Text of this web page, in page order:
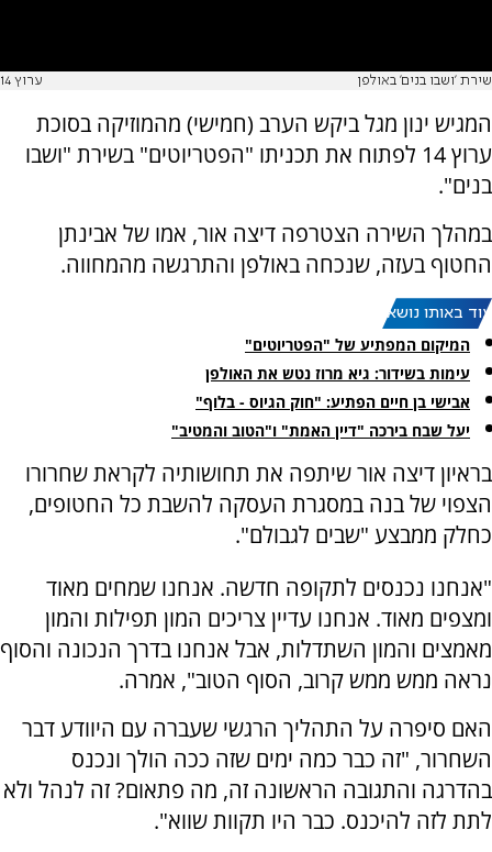
שירת 'ושבו בנים' באולפן ערוץ 14
המגיש ינון מגל ביקש הערב (חמישי) מהמוזיקה בסוכת
ערוץ 14 לפתוח את תכניתו "הפטריוטים" בשירת "ושבו
בנים".
במהלך השירה הצטרפה דיצה אור, אמו של אבינתן
החטוף בעזה, שנכחה באולפן והתרגשה מהמחווה.
עוד באותו נושא:
המיקום המפתיע של "הפטריוטים"
עימות בשידור: גיא מרוז נטש את האולפן
אבישי בן חיים הפתיע: "חוק הגיוס - בלוף"
יעל שבח בירכה "דיין האמת" ו"הטוב והמטיב"
בראיון דיצה אור שיתפה את תחושותיה לקראת שחרורו
הצפוי של בנה במסגרת העסקה להשבת כל החטופים,
כחלק ממבצע "שבים לגבולם".
"אנחנו נכנסים לתקופה חדשה. אנחנו שמחים מאוד
ומצפים מאוד. אנחנו עדיין צריכים המון תפילות והמון
מאמצים והמון השתדלות, אבל אנחנו בדרך הנכונה והסוף
נראה ממש ממש קרוב, הסוף הטוב", אמרה.
האם סיפרה על התהליך הרגשי שעברה עם היוודע דבר
השחרור, "זה כבר כמה ימים שזה ככה הולך ונכנס
בהדרגה והתגובה הראשונה זה, מה פתאום? זה לנהל ולא
לתת לזה להיכנס. כבר היו תקוות שווא".